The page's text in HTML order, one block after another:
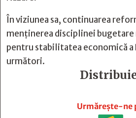
În viziunea sa, continuarea
menținerea disciplinei bugetare
pentru stabilitatea economică a
următori.
Urmărește-ne